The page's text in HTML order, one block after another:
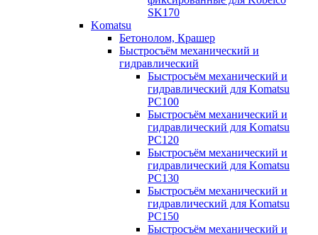
SK170
Komatsu
Бетонолом, Крашер
Быстросъём механический и
гидравлический
Быстросъём механический и
гидравлический для Komatsu
PC100
Быстросъём механический и
гидравлический для Komatsu
PC120
Быстросъём механический и
гидравлический для Komatsu
PC130
Быстросъём механический и
гидравлический для Komatsu
PC150
Быстросъём механический и